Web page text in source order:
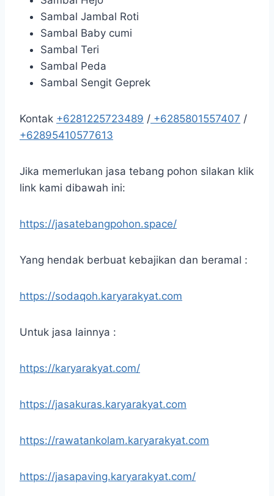
Sambal Jambal Roti
Sambal Baby cumi
Sambal Teri
Sambal Peda
Sambal Sengit Geprek
Kontak +6281225723489 / +6285801557407 /
+62895410577613
Jika memerlukan jasa tebang pohon silakan klik
link kami dibawah ini:
https://jasatebangpohon.space/
Yang hendak berbuat kebajikan dan beramal :
https://sodaqoh.karyarakyat.com
Untuk jasa lainnya :
https://karyarakyat.com/
https://jasakuras.karyarakyat.com
https://rawatankolam.karyarakyat.com
https://jasapaving.karyarakyat.com/